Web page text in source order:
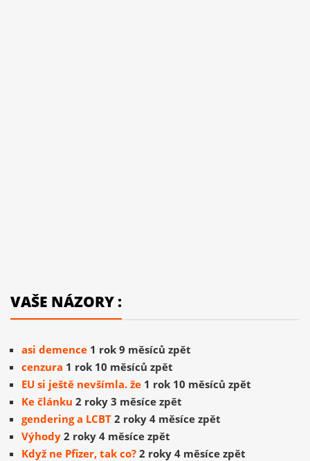
VAŠE NÁZORY :
asi demence 1 rok 9 měsíců zpět
cenzura 1 rok 10 měsíců zpět
EU si ještě nevšímla. že 1 rok 10 měsíců zpět
Ke článku 2 roky 3 měsíce zpět
gendering a LCBT 2 roky 4 měsíce zpět
Výhody 2 roky 4 měsíce zpět
Když ne Pfizer, tak co? 2 roky 4 měsíce zpět